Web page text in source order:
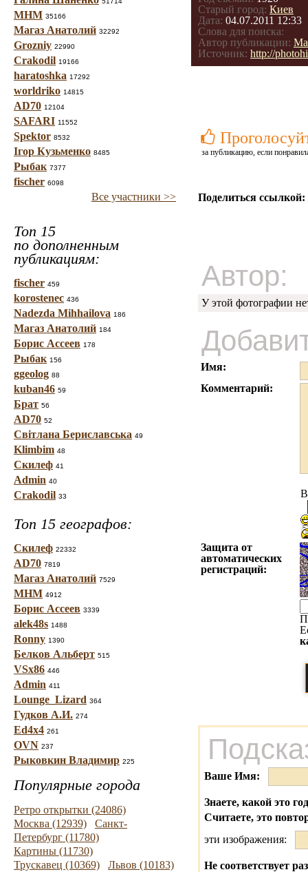
МНМ 35166
Магаз Анатолий 32292
Grozniy 22990
Crakodil 19166
haratoshka 17292
worldriko 14815
AD70 12104
SAFARI 11552
Spektor 8532
Ігор Кузьменко 8485
Рыбак 7377
fischer 6098
Все участники >>
Топ 15
по дополненным
публикациям:
fischer 459
korostenec 436
Nadezda Mihhailova 186
Магаз Анатолий 184
Борис Ассеев 178
Рыбак 156
ggeolog 88
kuban46 59
Брат 56
AD70 52
Світлана Бериславська 49
Klimbim 48
Скилеф 41
Admin 40
Crakodil 33
Топ 15 географов:
Скилеф 22332
AD70 7819
Магаз Анатолий 7529
МНМ 4912
Борис Ассеев 3339
alek48s 1488
Ronny 1390
Белков Альберт 515
VSx86 446
Admin 411
Lounge_Lizard 364
Гудков А.И. 274
Ed4x4 261
OVN 237
Рыковкин Владимир 225
Популярные города
Ретро открытки (24086)
Москва (12939)
Санкт-
Петербург (11780)
Картины (11730)
Трускавец (10369)
Львов (10183)
Старый город: Киев
Дата: 04.07.2011 12:33
Слова для поиска:
Автор публикации:
Источник: http://
за публикацию, если
Поделиться ссылкой:
Автор:
У этой фотографии
Имя:
Комментарий:
Защита от
автоматических
регистраций:
Ваше Имя:
Знаете, какой это
Считаете, это
эти изображения:
Не соответствует